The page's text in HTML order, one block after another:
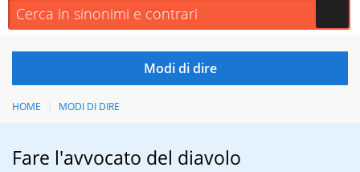
HOME MODI DI DIRE
Fare l'avvocato del diavolo